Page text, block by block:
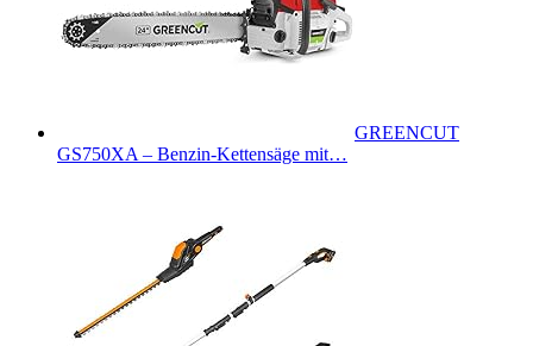
GREENCUT
GS750XA – Benzin-Kettensäge mit…